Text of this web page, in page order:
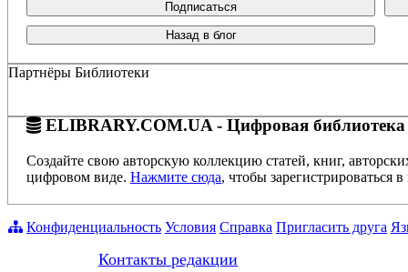
Подписаться
Назад в блог
Партнёры Библиотеки
ELIBRARY.COM.UA - Цифровая библиотека
Создайте свою авторскую коллекцию статей, книг,
цифровом виде. Нажмите сюда, чтобы зарегистрироваться в
Конфиденциальность Условия Справка Пригласить друга
Контакты редакции